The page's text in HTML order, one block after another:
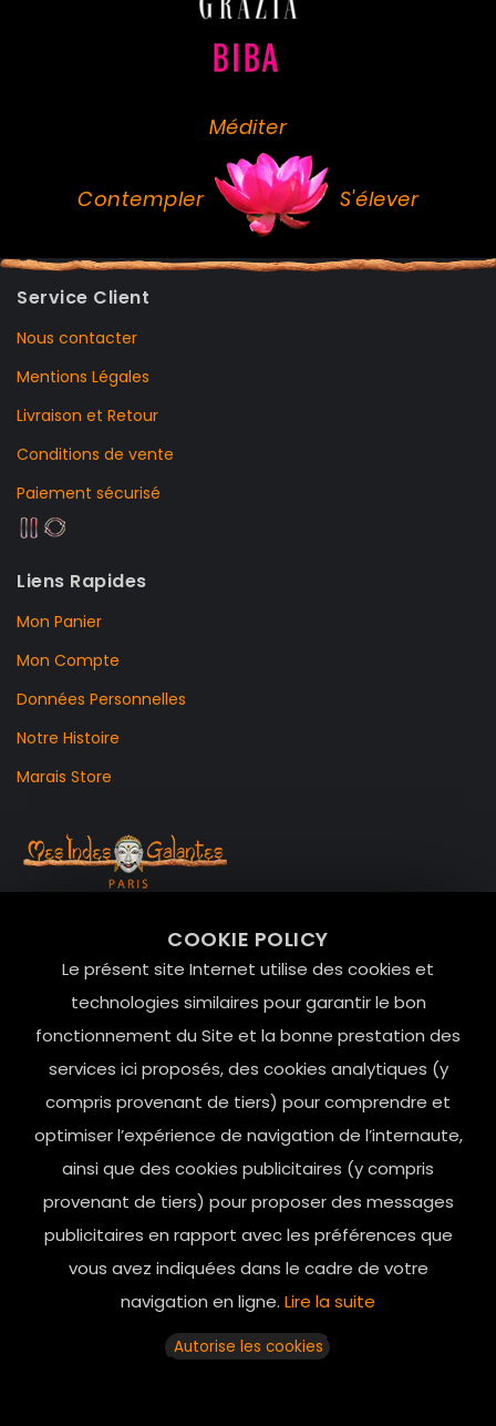
COOKIE POLICY
Le présent site Internet utilise des cookies et
technologies similaires pour garantir le bon
fonctionnement du Site et la bonne prestation des
services ici proposés, des cookies analytiques (y
compris provenant de tiers) pour comprendre et
optimiser l’expérience de navigation de l’internaute,
ainsi que des cookies publicitaires (y compris
provenant de tiers) pour proposer des messages
publicitaires en rapport avec les préférences que
vous avez indiquées dans le cadre de votre
navigation en ligne. Lire la suite
Autorise les cookies
Méditer
Contempler S'élever
Service Client
Nous contacter
Mentions Légales
Livraison et Retour
Conditions de vente
Paiement sécurisé
Liens Rapides
Mon Panier
Mon Compte
Données Personnelles
Notre Histoire
Marais Store
Le Marais, 75004 Paris
contact@mesindesgalantes.com
01.42.72.42.51
Horaires d’ouverture: 11h - 19h30 Du lundi au dimanche